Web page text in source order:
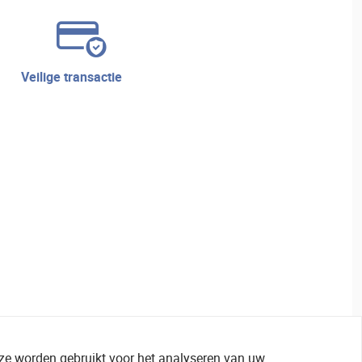
veilige transactie
worden gebruikt voor het analyseren van uw